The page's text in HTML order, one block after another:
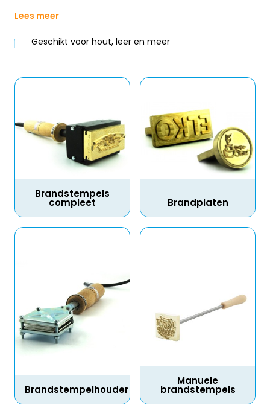
Lees meer
Geschikt voor hout, leer en meer
Brandstempels
compleet Brandplaten
Brandstempelhouder
Manuele
brandstempels